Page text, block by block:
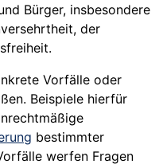
Bürger, insbesondere
der
Vorfälle oder
Beispiele hierfür
bestimmter
werfen Fragen